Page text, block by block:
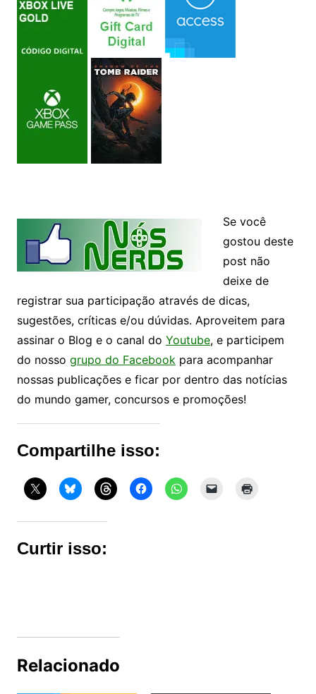
Se você
gostou deste
post não
deixe de
registrar sua participação através de dicas,
sugestões, críticas e/ou dúvidas. Aproveitem para
assinar o Blog e o canal do Youtube, e participem
do nosso grupo do Facebookpara acompanhar
nossas publicações e ficar por dentro das notícias
do mundo gamer, concursos e promoções!
Compartilhe isso:
Curtir isso:
Relacionado